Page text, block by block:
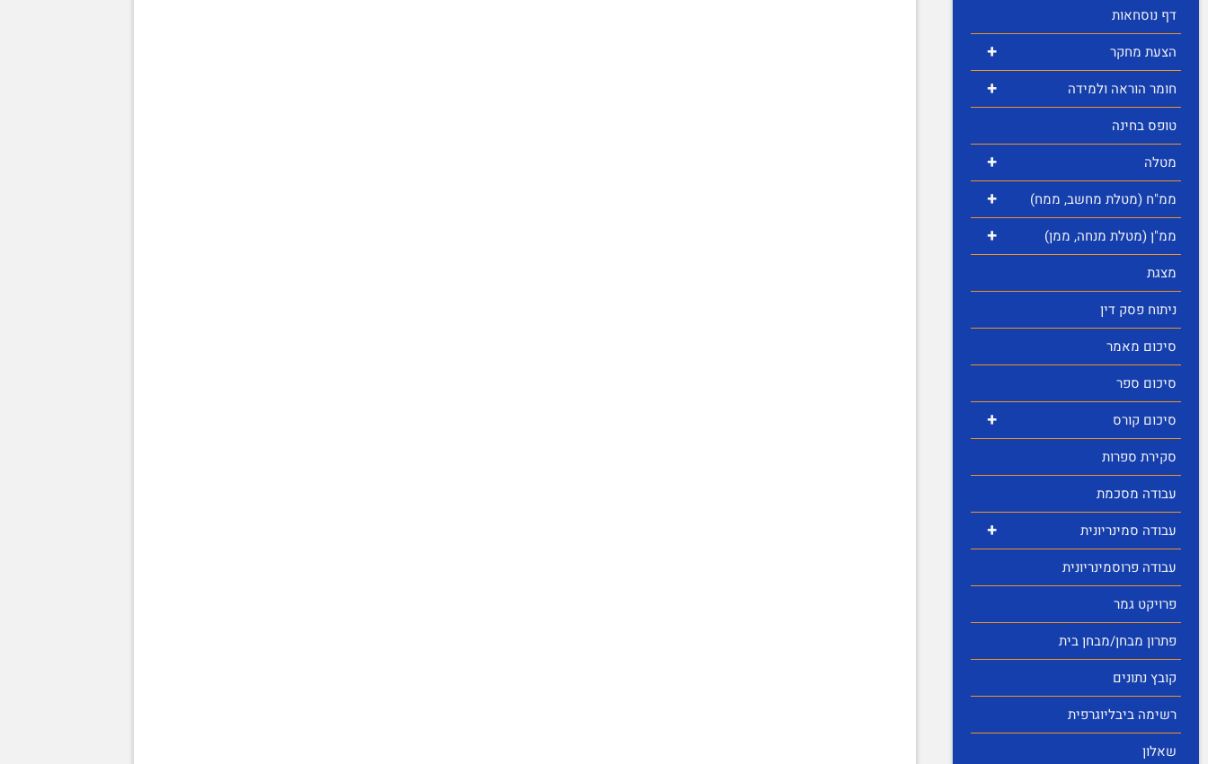
דף נוסחאות
+ הצעת מחקר
+
חומר הוראה ולמידה
טופס בחינה
+ מטלה
+ ממ"ח (מטלת מחשב, ממח)
+
ממ"ן (מטלת מנחה, ממן)
מצגת
ניתוח פסק דין
סיכום מאמר
סיכום ספר
+
סיכום קורס
סקירת ספרות
עבודה מסכמת
+
עבודה סמינריונית
עבודה פרוסמינריונית
פרויקט גמר
פתרון מבחן/מבחן בית
קובץ נתונים
רשימה ביבליוגרפית
שאלון